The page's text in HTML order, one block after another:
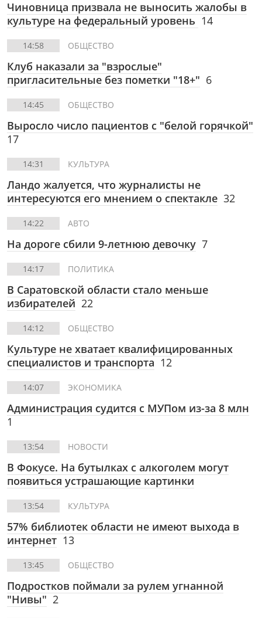
Чиновница призвала не выносить жалобы в
культуре на федеральный уровень 14
14:58 ОБЩЕСТВО
Клуб наказали за "взрослые"
пригласительные без пометки "18+" 6
14:45 ОБЩЕСТВО
Выросло число пациентов с "белой горячкой"
17
14:31 КУЛЬТУРА
Ландо жалуется, что журналисты не
интересуются его мнением о спектакле 32
14:22 АВТО
На дороге сбили 9-летнюю девочку 7
14:17 ПОЛИТИКА
В Саратовской области стало меньше
избирателей 22
14:12 ОБЩЕСТВО
Культуре не хватает квалифицированных
специалистов и транспорта 12
14:07 ЭКОНОМИКА
Администрация судится с МУПом из-за 8 млн
1
13:54 НОВОСТИ
В Фокусе. На бутылках с алкоголем могут
появиться устрашающие картинки
13:54 КУЛЬТУРА
57% библиотек области не имеют выхода в
интернет 13
13:45 ОБЩЕСТВО
Подростков поймали за рулем угнанной
"Нивы" 2